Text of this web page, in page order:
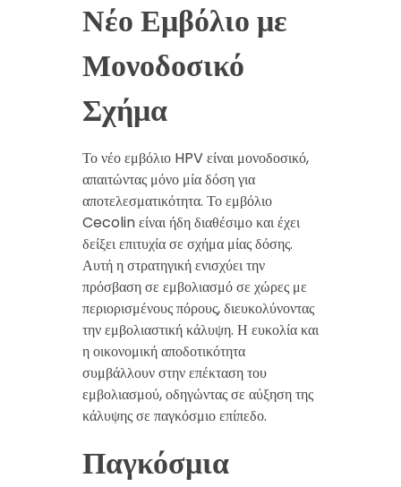
Νέο Εμβόλιο με
Μονοδοσικό
Σχήμα
Το νέο εμβόλιο HPV είναι μονοδοσικό,
απαιτώντας μόνο μία δόση για
αποτελεσματικότητα. Το εμβόλιο
Cecolin είναι ήδη διαθέσιμο και έχει
δείξει επιτυχία σε σχήμα μίας δόσης.
Αυτή η στρατηγική ενισχύει την
πρόσβαση σε εμβολιασμό σε χώρες με
περιορισμένους πόρους, διευκολύνοντας
την εμβολιαστική κάλυψη. Η ευκολία και
η οικονομική αποδοτικότητα
συμβάλλουν στην επέκταση του
εμβολιασμού, οδηγώντας σε αύξηση της
κάλυψης σε παγκόσμιο επίπεδο.
Παγκόσμια